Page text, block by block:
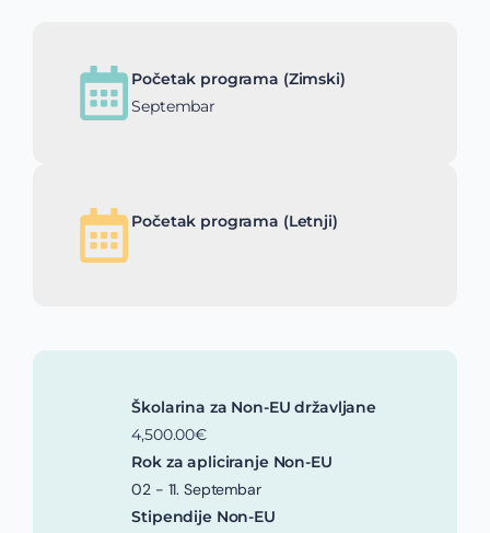
Početak programa (Zimski)
Septembar
Početak programa (Letnji)
Školarina za Non-EU državljane
4,500.00€
Rok za apliciranje Non-EU
02 - 11. Septembar
Stipendije Non-EU